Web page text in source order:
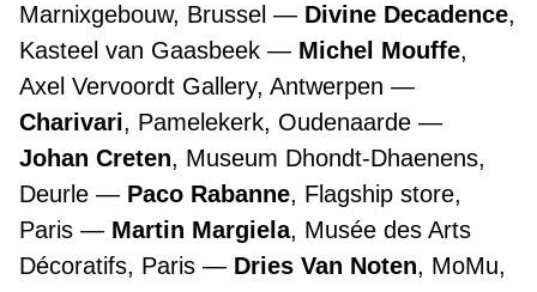
Marnixgebouw, Brussel
Divine Decadence,
Kasteel van Gaasbeek
Michel Mouffe,
Axel Vervoordt Gallery, Antwerpen
Charivari, Pamelekerk, Oudenaarde
Johan Creten, Museum Dhondt-Dhaenens,
Deurle
Paco Rabanne, Flagship store,
Paris
Martin Margiela, Musée des Arts
Décoratifs, Paris
Dries Van Noten, MoMu,